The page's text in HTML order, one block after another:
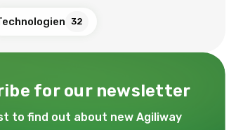
32
for our newsletter
to find out about new Agiliway